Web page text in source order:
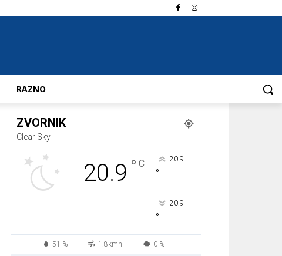
RAZNO
ZVORNIK
Clear Sky
20.9 ° C 20.9
°
20.9
°
51 % 1.8kmh 0 %